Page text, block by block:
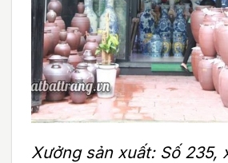
Xưởng sản xuất: Số 235,